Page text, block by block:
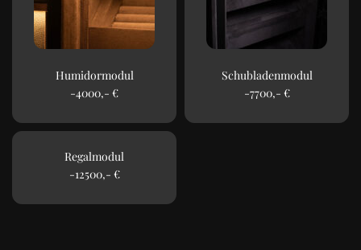
Humidormodul
-4000,- €
Schubladenmodul
-7700,- €
Regalmodul
-12500,- €